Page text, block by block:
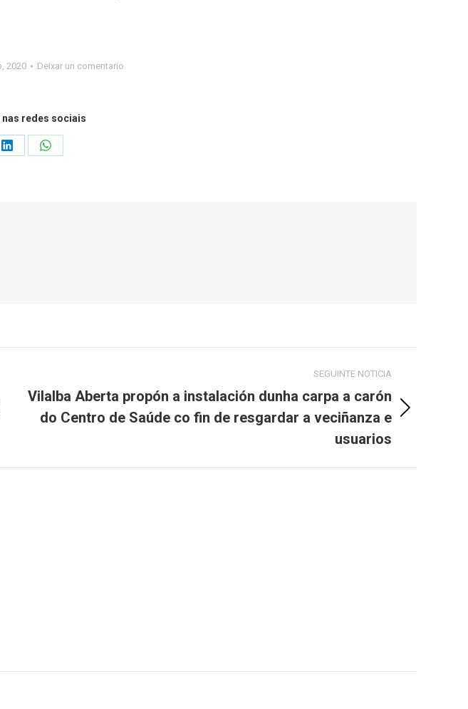
2020 Deixar un comentario
redes sociais
Share
Share
SEGUINTE NOTICIA
Next
Vilalba Aberta propón a instalación dunha carpa a carón
do Centro de Saúde co fin de resgardar a veciñanza e
usuarios